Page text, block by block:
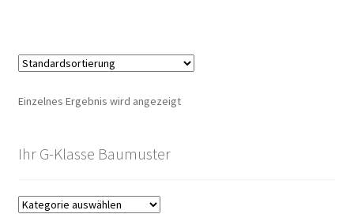
Einzelnes Ergebnis wird angezeigt
Ihr G-Klasse Baumuster